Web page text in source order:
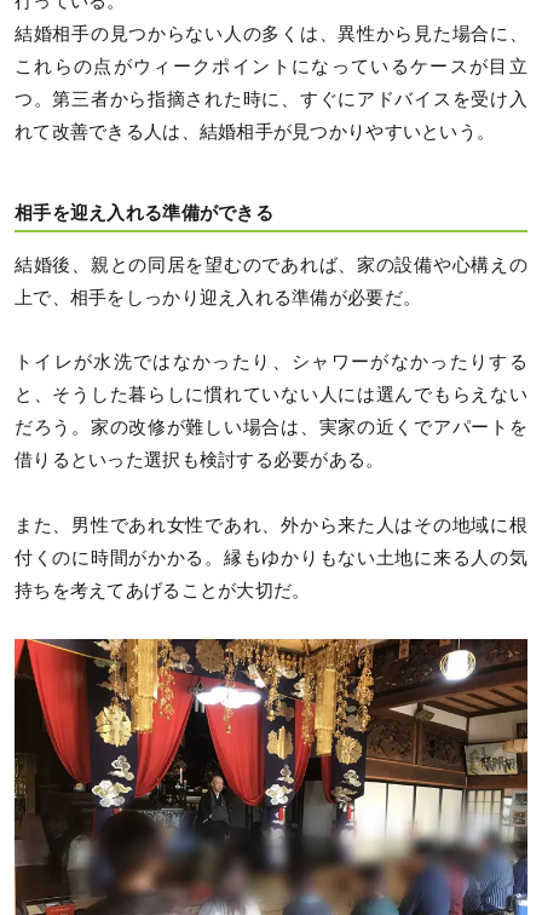
結婚相手の見つからない人の多くは、異性から見た場合に、
これらの点がウィークポイントになっているケースが目立
つ。第三者から指摘された時に、すぐにアドバイスを受け入
れて改善できる人は、結婚相手が見つかりやすいという。
相手を迎え入れる準備ができる
結婚後、親との同居を望むのであれば、家の設備や心構えの
上で、相手をしっかり迎え入れる準備が必要だ。
トイレが水洗ではなかったり、シャワーがなかったりする
と、そうした暮らしに慣れていない人には選んでもらえない
だろう。家の改修が難しい場合は、実家の近くでアパートを
借りるといった選択も検討する必要がある。
また、男性であれ女性であれ、外から来た人はその地域に根
付くのに時間がかかる。縁もゆかりもない土地に来る人の気
持ちを考えてあげることが大切だ。